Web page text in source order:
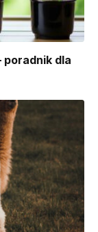
poradnik dla